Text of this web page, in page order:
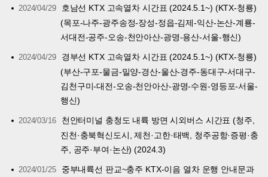
2024/04/29
호남선 KTX 고속열차 시간표 (2024.5.1~) (KTX-청룡)
(목포-나주-광주송정-장성-정읍-김제-익산-논산-계룡-
서대전-공주-오송-천안아산-광명-용산-서울-행신)
2024/04/29
경부선 KTX 고속열차 시간표 (2024.5.1~) (KTX-청룡)
(부산-구포-물금-밀양-경산-울산-경주-동대구-서대구-
김천구미-대전-오송-천안아산-광명-수원-영등포-서울-
행신)
2024/03/16
천안터미널 충청도 내륙 방면 시외버스 시간표 (청주,
진천·충북혁신도시, 제천·고한·태백, 청주공항·증평·충
주, 공주·부여·논산) (2024.3)
2024/01/25
중부내륙선 판교~충주 KTX-이음 열차 운행 안내문과